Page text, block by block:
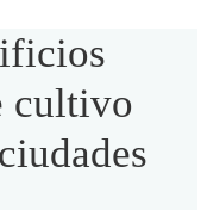
cultivo